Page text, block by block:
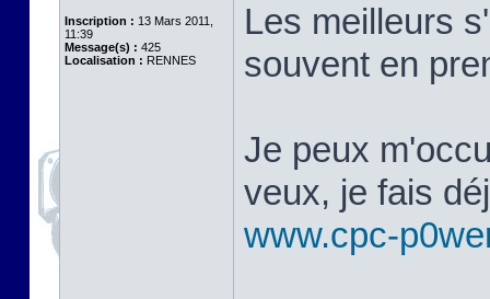
Inscription : 13 Mars 2011,
11:39
Message(s) : 425
Localisation : RENNES
Les meilleurs
souvent en
Je peux
veux, je fais
www.cpc-